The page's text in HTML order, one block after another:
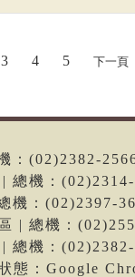
3 4 5 下一頁
：(02)2382-
總機：
機：(02)2397-
| 總機：
總機：
態：Google